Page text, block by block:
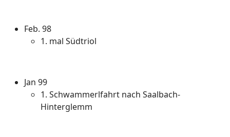
Feb. 98
1. mal Südtriol
Jan 99
1. Schwammerlfahrt nach Saalbach-
Hinterglemm